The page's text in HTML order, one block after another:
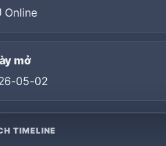
Online
mở
05-02
TIMELINE